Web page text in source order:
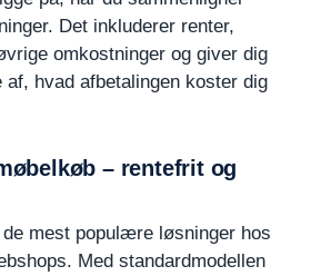
Det inkluderer renter,
omkostninger og giver dig
af, hvad afbetalingen koster dig
– rentefrit og
mest populære løsninger hos
Med standardmodellen